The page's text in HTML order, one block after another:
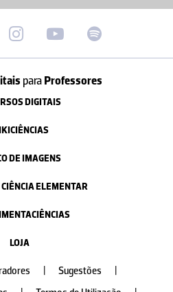
paraProfessores
DIGITAIS
DE IMAGENS
ELEMENTAR
LOJA
Sugestões